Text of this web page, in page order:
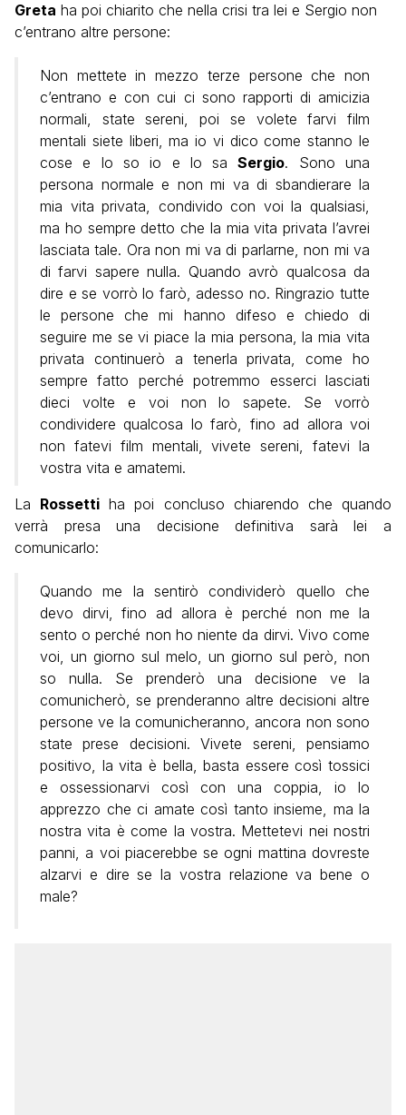
Greta ha poi chiarito che nella crisi tra lei e Sergio non
c’entrano altre persone:
Non mettete in mezzo terze persone che non
c’entrano e con cui ci sono rapporti di amicizia
normali, state sereni, poi se volete farvi film
mentali siete liberi, ma io vi dico come stanno le
cose e lo so io e lo saSergio. Sono una
persona normale e non mi va di sbandierare la
mia vita privata, condivido con voi la qualsiasi,
ma ho sempre detto che la mia vita privata l’avrei
lasciata tale. Ora non mi va di parlarne, non mi va
di farvi sapere nulla. Quando avrò qualcosa da
dire e se vorrò lo farò, adesso no. Ringrazio tutte
le persone che mi hanno difeso e chiedo di
seguire me se vi piace la mia persona, la mia vita
privata continuerò a tenerla privata, come ho
sempre fatto perché potremmo esserci lasciati
dieci volte e voi non lo sapete. Se vorrò
condividere qualcosa lo farò, fino ad allora voi
non fatevi film mentali, vivete sereni, fatevi la
vostra vita e amatemi.
La Rossetti ha poi concluso chiarendo che quando
verrà presa una decisione definitiva sarà lei a
comunicarlo:
Quando me la sentirò condividerò quello che
devo dirvi, fino ad allora è perché non me la
sento o perché non ho niente da dirvi. Vivo come
voi, un giorno sul melo, un giorno sul però, non
so nulla. Se prenderò una decisione ve la
comunicherò, se prenderanno altre decisioni altre
persone ve la comunicheranno, ancora non sono
state prese decisioni. Vivete sereni, pensiamo
positivo, la vita è bella, basta essere così tossici
e ossessionarvi così con una coppia, io lo
apprezzo che ci amate così tanto insieme, ma la
nostra vita è come la vostra. Mettetevi nei nostri
panni, a voi piacerebbe se ogni mattina dovreste
alzarvi e dire se la vostra relazione va bene o
male?